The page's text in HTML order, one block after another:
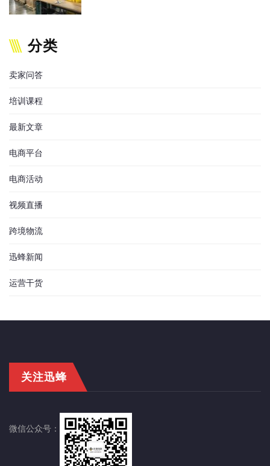
分类
卖家问答
培训课程
最新文章
电商平台
电商活动
视频直播
跨境物流
迅蜂新闻
运营干货
关注迅蜂
微信公众号：